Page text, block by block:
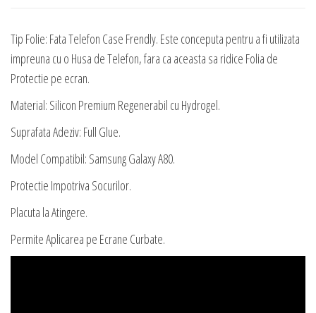
Tip Folie: Fata Telefon Case Frendly. Este conceputa pentru a fi utilizata
impreuna cu o Husa de Telefon, fara ca aceasta sa ridice Folia de
Protectie pe ecran.
Material: Silicon Premium Regenerabil cu Hydrogel.
Suprafata Adeziv: Full Glue.
Model Compatibil: Samsung Galaxy A80.
Protectie Impotriva Socurilor.
Placuta la Atingere.
Permite Aplicarea pe Ecrane Curbate.